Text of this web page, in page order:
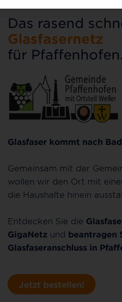
Das rasend
Glasfasernetz
für Pfaffenhofen.
Glasfaser kommt nach
Gemeinsam mit der
wollen wir den Ort mit
die Haushalte hinein
Entdecken Sie die
GigaNetz und beantragen
Glasfaseranschluss in
Jetzt bestellen!